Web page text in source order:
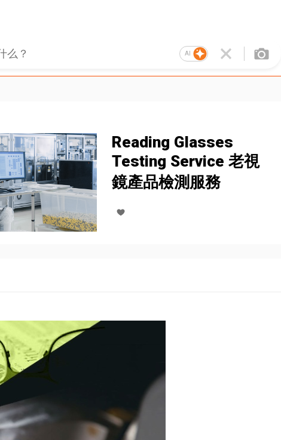
AI
Reading Glasses
Testing Service 老視
鏡產品檢測服務